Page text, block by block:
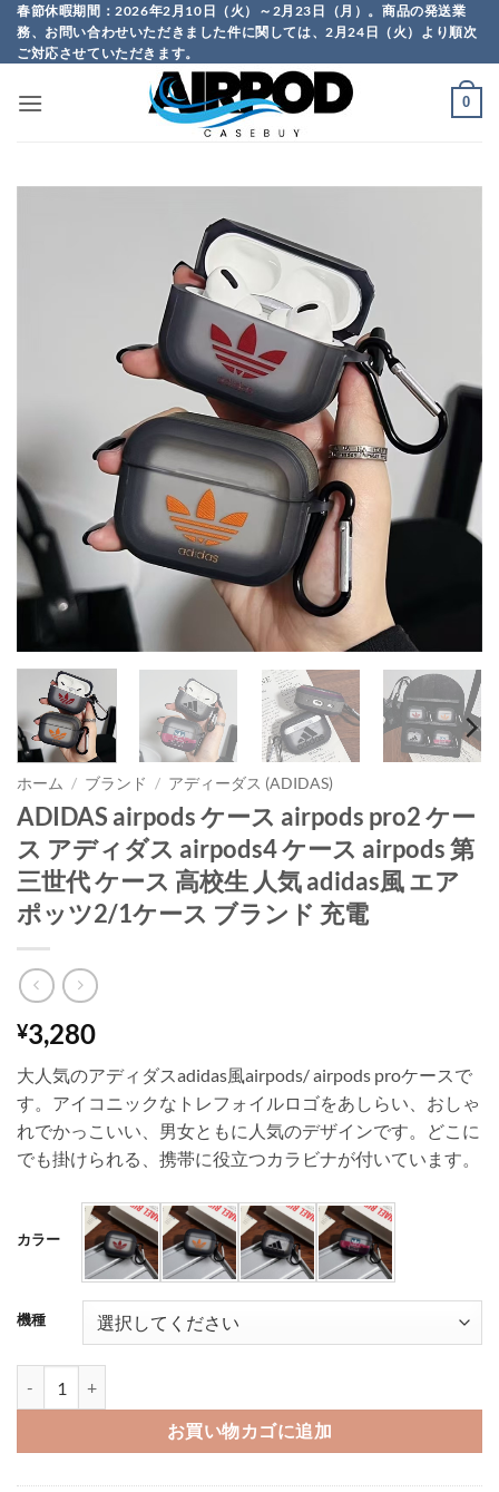
Skip
content
春節休暇期間：2026年2月10日（火）～2月23日（月）。商品の発送業
務、お問い合わせいただきました件に関しては、2月24日（火）より順次
ご対応させていただきます。
0
ホーム / ブランド / アディーダス (ADIDAS)
ADIDAS airpods ケース airpods pro2 ケー
ス アディダス airpods4 ケース airpods 第
三世代 ケース 高校生 人気 adidas風 エア
ポッツ2/1ケース ブランド 充電
¥3,280
大人気のアディダスadidas風airpods/ airpods proケースで
す。アイコニックなトレフォイルロゴをあしらい、おしゃ
れでかっこいい、男女ともに人気のデザインです。どこに
でも掛けられる、携帯に役立つカラビナが付いています。
カラー
機種
お買い物カゴに追加